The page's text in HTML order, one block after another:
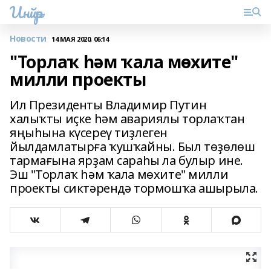
Инйәр
Новости 14 МАЯ 2020, 06:14
"Торлаҡ һәм ҡала мөхите"
милли проекты
Ил Президенты Владимир Путин
халыҡты иҫке һәм авариялы торлаҡтан
яңыһына күсереү тиҙлеген
йылдамлатырға ҡушҡайны. Был төҙөлөш
тармағына ярҙам сараһы ла булыр ине.
Эш "Торлаҡ һәм ҡала мөхите" милли
проекты сиктәрендә тормошҡа ашырыла.